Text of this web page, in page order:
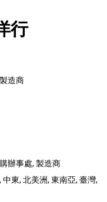
行
造商
辦事處, 製造商
中東, 北美洲, 東南亞, 臺灣,